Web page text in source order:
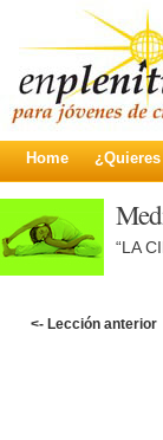
Home
“LA
<- Lección anterior